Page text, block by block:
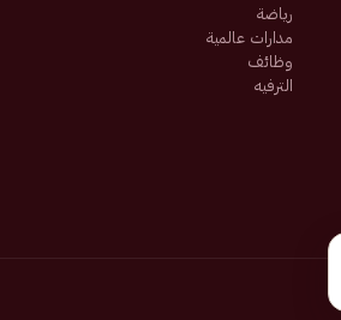
رياضة
مدارات عالمية
وظائف
الترفيه